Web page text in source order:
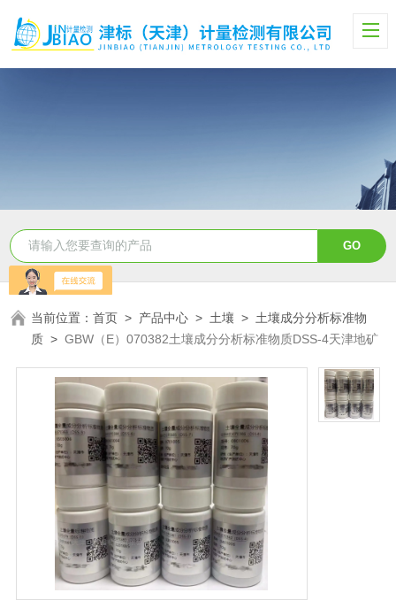
当前位置：首页 > 产品中心 > 土壤 > 土壤成分分析标准物
质 >GBW（E）070382土壤成分分析标准物质DSS-4天津地矿